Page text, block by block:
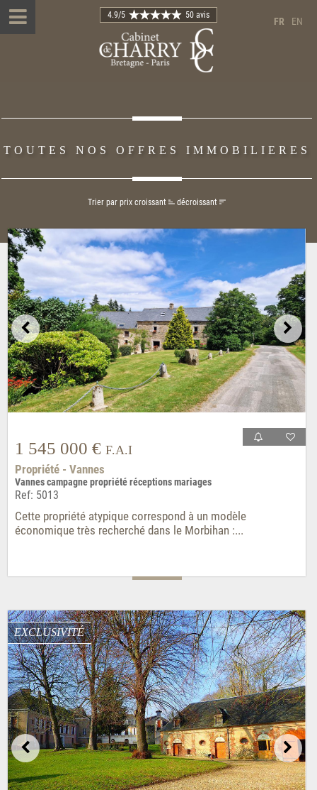
FR EN
4.9/5 50 avis
TOUTES NOS OFFRES IMMOBILIERES
Trier par prix croissant décroissant
1 545 000 € F.A.I
Propriété - Vannes
Vannes campagne propriété réceptions mariages
Ref: 5013
Cette propriété atypique correspond à un modèle
économique très recherché dans le Morbihan :...
EXCLUSIVITÉ